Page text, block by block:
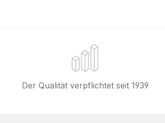
Der Qualität verpflichtet seit 1939